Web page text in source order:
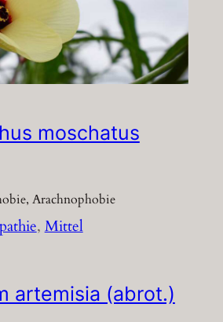
moschatus
Arachnophobie
, Mittel
artemisia (abrot.)